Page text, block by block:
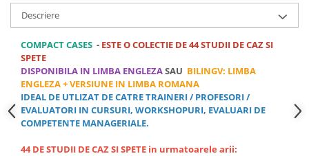
Teambuilding
Time Management / Planificare /
Organizare
2. Ce anume te-ar interesa? (Kituri,
exercitii, training, consultanta,
diagnoza organizationala, evaluare
de competente, altele)
Exercitii pentru Training si
Evaluare
Kit-uri de Training, Workshop,
Jocuri de invatare,
Descriere
COMPACT CASES - ESTE O COLECTIE DE 44 STUDII DE CAZ SI
SPETE
DISPONIBILA IN LIMBA ENGLEZASAU BILINGV: LIMBA
ENGLEZA + VERSIUNE IN LIMBA ROMANA
IDEAL DE UTLIZAT DE CATRE TRAINERI / PROFESORI /
EVALUATORI IN CURSURI, WORKSHOPURI, EVALUARI DE
COMPETENTE MANAGERIALE.
44 DE STUDII DE CAZ SI SPETE in urmatoarele arii: